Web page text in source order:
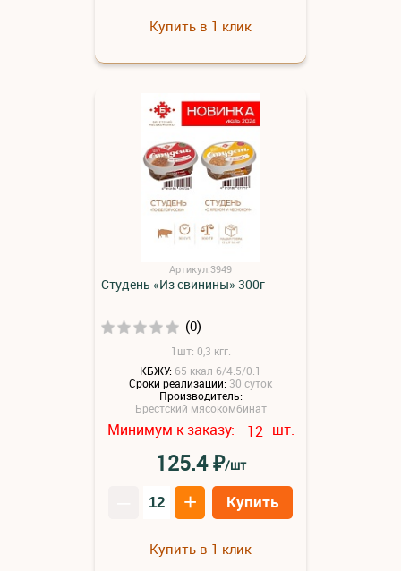
Купить в 1 клик
Артикул:3949
Студень «Из свинины» 300г
(0)
1шт: 0,3 кгг.
КБЖУ: 65 ккал 6/4.5/0.1
Сроки реализации: 30 суток
Производитель:
Брестский мясокомбинат
Минимум к заказу: 12 шт.
125.4₽/шт
+ Купить
Купить в 1 клик